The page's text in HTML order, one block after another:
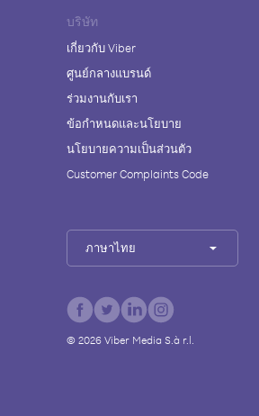
บริษัท
เกี่ยวกับ Viber
ศูนย์กลางแบรนด์
ร่วมงานกับเรา
ข้อกำหนดและนโยบาย
นโยบายความเป็นส่วนตัว
Customer Complaints Code
ภาษาไทย
© 2026Viber Media S.à r.l.